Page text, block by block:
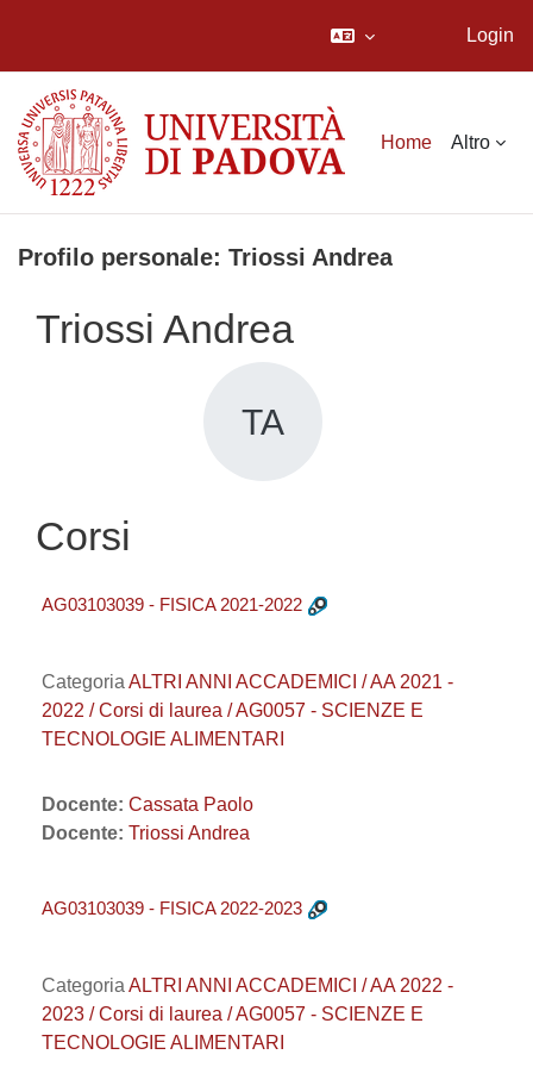
Login
Home Altro
Profilo personale: Triossi Andrea
Triossi Andrea
TA
Corsi
AG03103039 - FISICA 2021-2022
Categoria ALTRI ANNI ACCADEMICI / AA 2021 -
2022 / Corsi di laurea / AG0057 - SCIENZE E
TECNOLOGIE ALIMENTARI
Docente: Cassata Paolo
Docente: Triossi Andrea
AG03103039 - FISICA 2022-2023
Categoria ALTRI ANNI ACCADEMICI / AA 2022 -
2023 / Corsi di laurea / AG0057 - SCIENZE E
TECNOLOGIE ALIMENTARI